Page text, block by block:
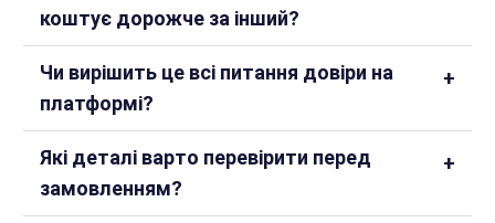
коштує дорожче за інший?
Чи вирішить це всі питання довіри на
платформі?
Які деталі варто перевірити перед
замовленням?